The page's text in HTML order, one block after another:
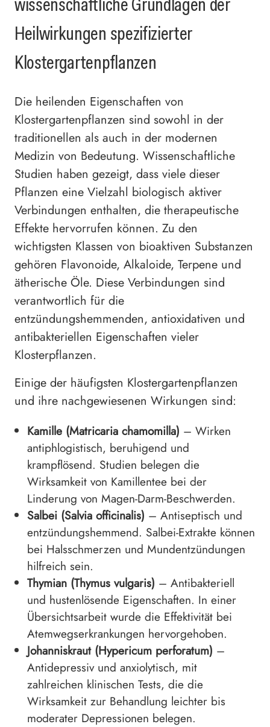
Heilwirkungen spezifizierter
Klostergartenpflanzen
Die heilenden Eigenschaften von
Klostergartenpflanzen sind sowohl in der
traditionellen als auch in der modernen
Medizin von Bedeutung. Wissenschaftliche
Studien haben gezeigt, dass viele dieser
Pflanzen eine Vielzahl biologisch aktiver
Verbindungen enthalten, die therapeutische
Effekte hervorrufen können. Zu den
wichtigsten Klassen von bioaktiven Substanzen
gehören Flavonoide, Alkaloide, Terpene und
ätherische Öle. Diese Verbindungen sind
verantwortlich für die
entzündungshemmenden, antioxidativen und
antibakteriellen Eigenschaften vieler
Klosterpflanzen.
Einige der häufigsten Klostergartenpflanzen
und ihre nachgewiesenen Wirkungen sind:
Kamille (Matricaria chamomilla) – Wirken
antiphlogistisch, beruhigend und
krampflösend. Studien belegen die
Wirksamkeit von Kamillentee bei der
Linderung von Magen-Darm-Beschwerden.
Salbei (Salvia officinalis) – Antiseptisch und
entzündungshemmend. Salbei-Extrakte können
bei Halsschmerzen und Mundentzündungen
hilfreich sein.
Thymian (Thymus vulgaris) – Antibakteriell
und hustenlösende Eigenschaften. In einer
Übersichtsarbeit wurde die Effektivität bei
Atemwegserkrankungen hervorgehoben.
Johanniskraut (Hypericum perforatum) –
Antidepressiv und anxiolytisch, mit
zahlreichen klinischen Tests, die die
Wirksamkeit zur Behandlung leichter bis
moderater Depressionen belegen.